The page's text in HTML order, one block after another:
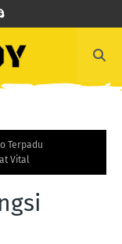
Terpadu
Vital